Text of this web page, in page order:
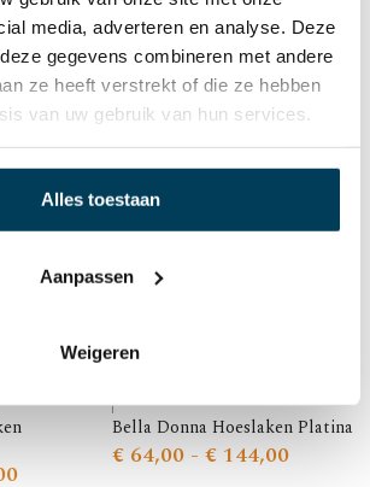
media, adverteren en analyse. Deze
gegevens combineren met andere
ze heeft verstrekt of die ze hebben
van uw gebruik van hun services.
Alles toestaan
Aanpassen
Weigeren
Bella Donna Hoeslaken Platina
€ 64,00 - € 144,00